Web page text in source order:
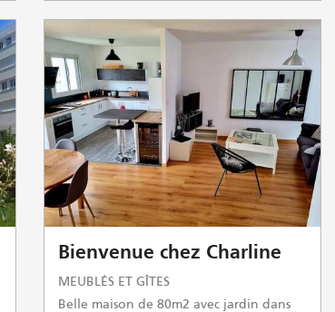
Bienvenue chez Charline
MEUBLÉS ET GÎTES
Belle maison de 80m2 avec jardin dans